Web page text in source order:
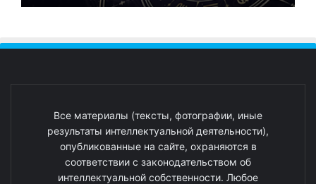
Все материалы (тексты, фотографии, иные
результаты интеллектуальной деятельности),
опубликованные на сайте, охраняются в
соответствии с законодательством об
интеллектуальной собственности. Любое